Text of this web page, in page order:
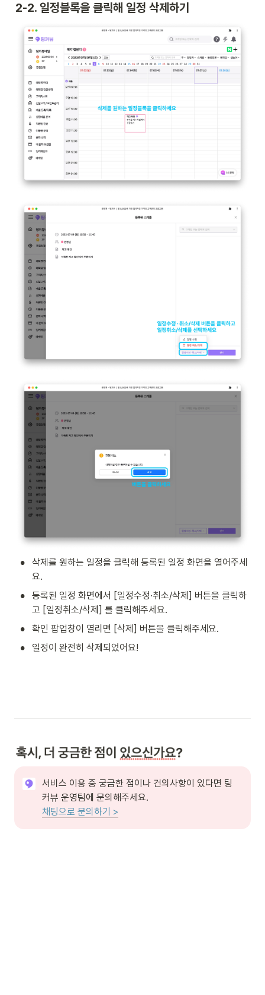
2-2. 일정블록을 클릭해 일정 삭제하기
•
삭제를 원하는 일정을 클릭해 등록된 일정 화면을 열어주세
요.
•
등록된 일정 화면에서 [일정수정∙취소/삭제] 버튼을 클릭하
고 [일정취소/삭제] 를 클릭해주세요.
• 확인 팝업창이 열리면 [삭제] 버튼을 클릭해주세요.
• 일정이 완전히 삭제되었어요!
서비스 이용 중 궁금한 점이나 건의사항이 있다면 팅
채팅으로 문의하기 >